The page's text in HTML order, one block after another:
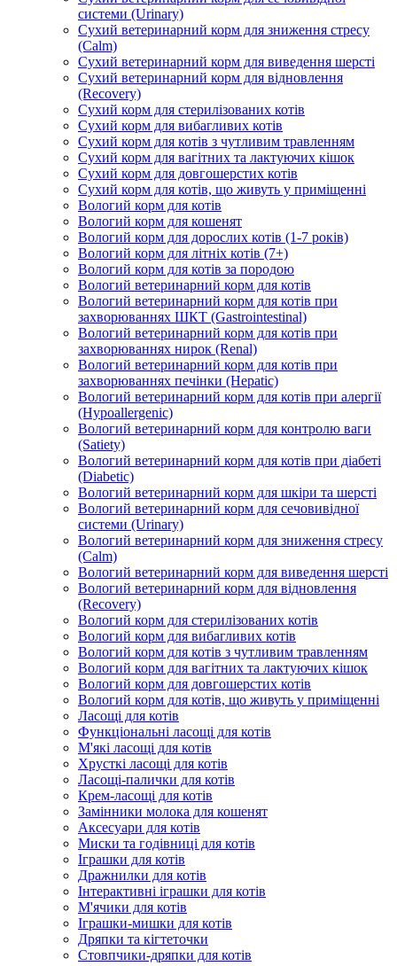
системи (Urinary)
Сухий ветеринарний корм для зниження стресу
(Calm)
Сухий ветеринарний корм для виведення шерсті
Сухий ветеринарний корм для відновлення
(Recovery)
Сухий корм для стерилізованих котів
Сухий корм для вибагливих котів
Сухий корм для котів з чутливим травленням
Сухий корм для вагітних та лактуючих кішок
Сухий корм для довгошерстих котів
Сухий корм для котів, що живуть у приміщенні
Вологий корм для котів
Вологий корм для кошенят
Вологий корм для дорослих котів (1-7 років)
Вологий корм для літніх котів (7+)
Вологий корм для котів за породою
Вологий ветеринарний корм для котів
Вологий ветеринарний корм для котів при
захворюваннях ШКТ (Gastrointestinal)
Вологий ветеринарний корм для котів при
захворюваннях нирок (Renal)
Вологий ветеринарний корм для котів при
захворюваннях печінки (Hepatic)
Вологий ветеринарний корм для котів при алергії
(Hypoallergenic)
Вологий ветеринарний корм для контролю ваги
(Satiety)
Вологий ветеринарний корм для котів при діабеті
(Diabetic)
Вологий ветеринарний корм для шкіри та шерсті
Вологий ветеринарний корм для сечовивідної
системи (Urinary)
Вологий ветеринарний корм для зниження стресу
(Calm)
Вологий ветеринарний корм для виведення шерсті
Вологий ветеринарний корм для відновлення
(Recovery)
Вологий корм для стерилізованих котів
Вологий корм для вибагливих котів
Вологий корм для котів з чутливим травленням
Вологий корм для вагітних та лактуючих кішок
Вологий корм для довгошерстих котів
Вологий корм для котів, що живуть у приміщенні
Ласощі для котів
Функціональні ласощі для котів
М'які ласощі для котів
Хрусткі ласощі для котів
Ласощі-палички для котів
Крем-ласощі для котів
Замінники молока для кошенят
Аксесуари для котів
Миски та годівниці для котів
Іграшки для котів
Дражнилки для котів
Інтерактивні іграшки для котів
М'ячики для котів
Іграшки-мишки для котів
Дряпки та кігтеточки
Стовпчики-дряпки для котів